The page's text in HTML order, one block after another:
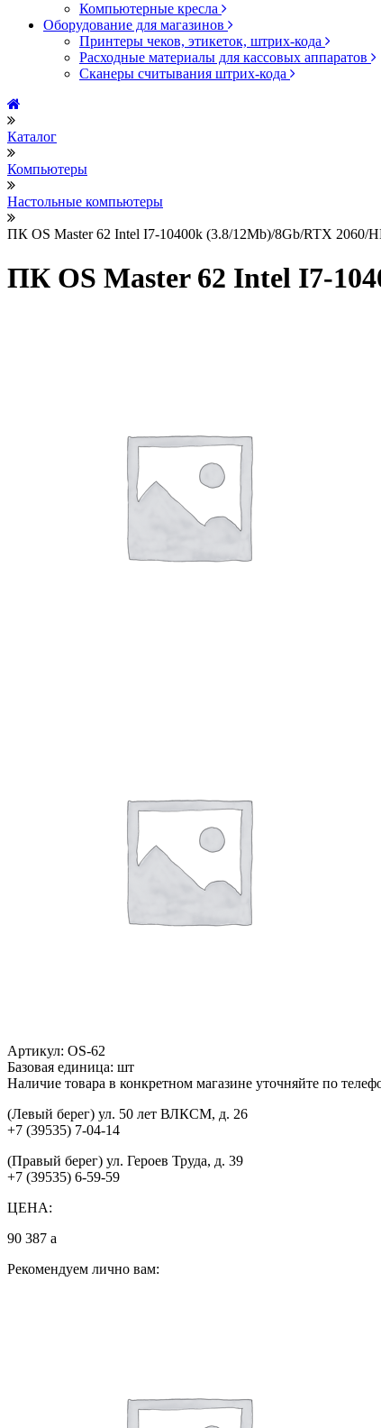
Компьютерные кресла
Оборудование для магазинов
Принтеры чеков, этикеток, штрих-кода
Расходные материалы для кассовых аппаратов
Сканеры считывания штрих-кода
Каталог
Компьютеры
Настольные компьютеры
ПК OS Master 62 Intel I7-10400k (3.8/12Mb)/8Gb/RTX 2060/
ПК OS Master 62 Intel I7-
Артикул: OS-62
Базовая единица: шт
Наличие товара в конкретном магазине уточняйте по
(Левый берег) ул. 50 лет ВЛКСМ, д. 26
+7 (39535) 7-04-14
(Правый берег) ул. Героев Труда, д. 39
+7 (39535) 6-59-59
ЦЕНА:
90 387 a
Рекомендуем лично вам: